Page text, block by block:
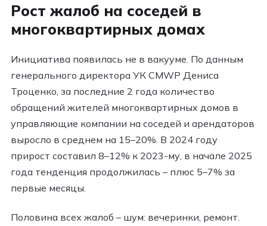
Рост жалоб на соседей в
многоквартирных домах
Инициатива появилась не в вакууме. По данным
генерального директора УК CMWP Дениса
Троценко, за последние 2 года количество
обращений жителей многоквартирных домов в
управляющие компании на соседей и арендаторов
выросло в среднем на 15–20%. В 2024 году
прирост составил 8–12% к 2023-му, в начале 2025
года тенденция продолжилась – плюс 5–7% за
первые месяцы.
Половина всех жалоб – шум: вечеринки, ремонт.